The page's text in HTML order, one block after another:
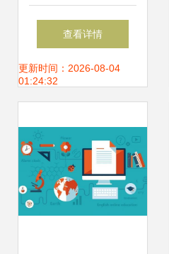
v2.4.5免费下载指
南 网络与信息安全
查看详情
更新时间：2026-08-04
01:24:32